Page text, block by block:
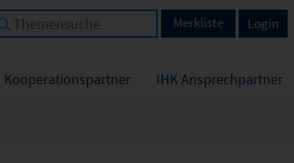
Kooperationspartner IHK Ansprechpartner
Login
Merkliste